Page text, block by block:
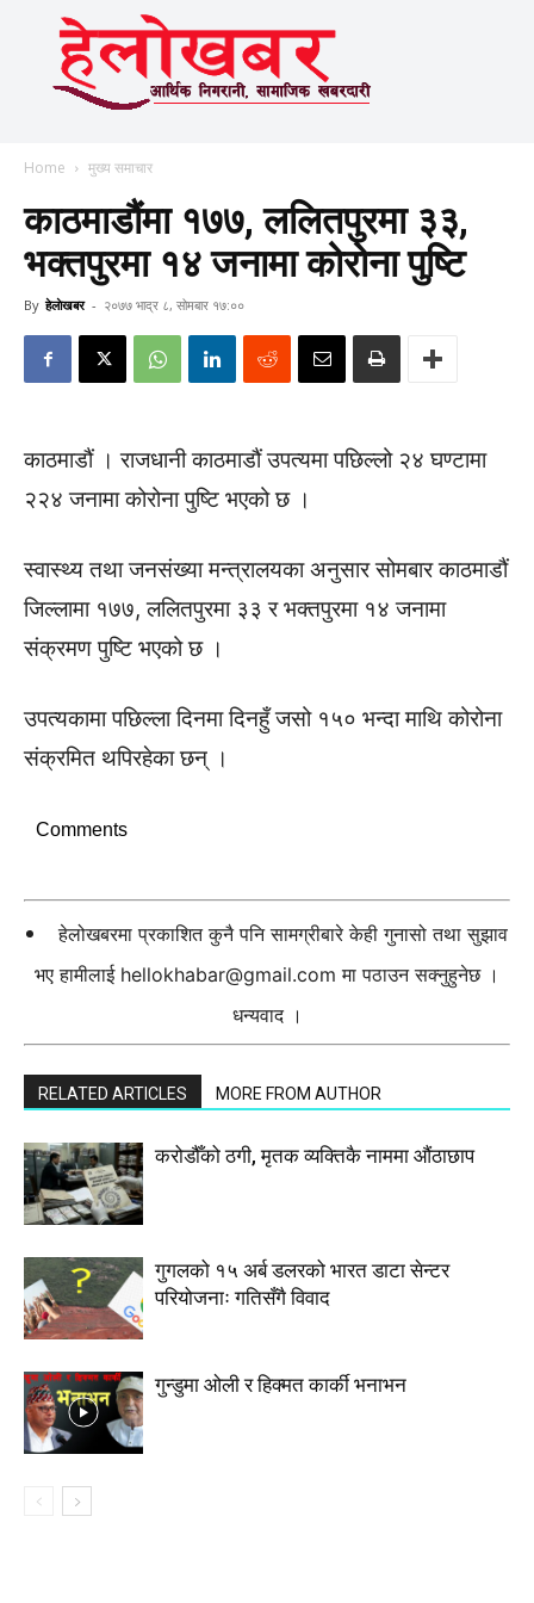
Home मुख्य समाचार
काठमाडौंमा १७७, ललितपुरमा ३३,
भक्तपुरमा १४ जनामा कोरोना पुष्टि
By हेलाेखबर - २०७७ भाद्र ८, सोमबार १७:००
काठमाडौं । राजधानी काठमाडौं उपत्यमा पछिल्लो २४ घण्टामा
२२४ जनामा कोरोना पुष्टि भएको छ ।
स्वास्थ्य तथा जनसंख्या मन्त्रालयका अनुसार सोमबार काठमाडौं
जिल्लामा १७७, ललितपुरमा ३३ र भक्तपुरमा १४ जनामा
संक्रमण पुष्टि भएको छ ।
उपत्यकामा पछिल्ला दिनमा दिनहुँ जसो १५० भन्दा माथि कोरोना
संक्रमित थपिरहेका छन् ।
Comments
हेलोखबरमा प्रकाशित कुनै पनि सामग्रीबारे केही गुनासो तथा सुझाव
भए हामीलाई hellokhabar@gmail.com मा पठाउन सक्नुहुनेछ ।
धन्यवाद ।
RELATED ARTICLES MORE FROM AUTHOR
करोडौँको ठगी, मृतक व्यक्तिकै नाममा औंठाछाप
गुगलको १५ अर्ब डलरको भारत डाटा सेन्टर
परियोजनाः गतिसँगै विवाद
गुन्डुमा ओली र हिक्मत कार्की भनाभन